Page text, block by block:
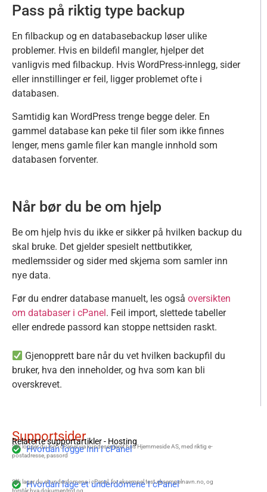
Pass på riktig type backup
En filbackup og en databasebackup løser ulike
problemer. Hvis en bildefil mangler, hjelper det
vanligvis med filbackup. Hvis WordPress-innlegg, sider
eller innstillinger er feil, ligger problemet ofte i
databasen.
Samtidig kan WordPress trenge begge deler. En
gammel database kan peke til filer som ikke finnes
lenger, mens gamle filer kan mangle innhold som
databasen forventer.
Når bør du be om hjelp
Be om hjelp hvis du ikke er sikker på hvilken backup du
skal bruke. Det gjelder spesielt nettbutikker,
medlemssider og sider med skjema som samler inn
nye data.
Før du endrer database manuelt, les også oversikten
om databaser i cPanel. Feil import, slettede tabeller
eller endrede passord kan stoppe nettsiden raskt.
Gjenopprett bare når du vet hvilken backupfil du
bruker, hva den inneholder, og hva som kan bli
overskrevet.
Supportsider
Relaterte supportartikler - Hosting
Hvordan logge inn i cPanel
Slik logger du inn i cPanel via kundesenteret hos Hjemmeside AS, med riktig e-
postadresse, passord
Hvordan lage et underdomene i cPanel
Slik lager du et underdomene i cPanel, for eksempel test.eksempelnavn.no, og